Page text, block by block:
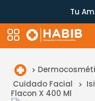
Tu
Cuidado Facial
Flacon X 400 Ml